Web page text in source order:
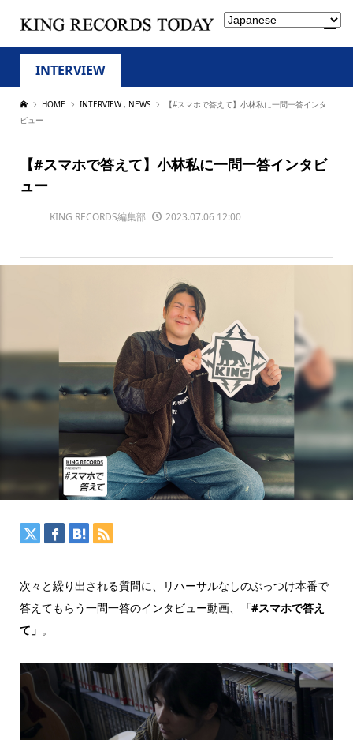
INTERVIEW
HOME INTERVIEW , NEWS
【#スマホで答えて】小林私に一問一答インタ
ビュー
【#スマホで答えて】小林私に一問一答インタビ
ュー
KING RECORDS編集部 2023.07.06 12:00
次々と繰り出される質問に、リハーサルなしのぶっつけ本番で
答えてもらう一問一答のインタビュー動画、
「#スマホで答え
て」 。